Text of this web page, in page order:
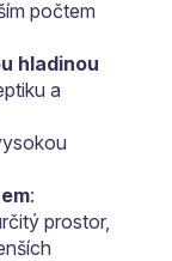
počtem
hladinou
a
:
prostor,